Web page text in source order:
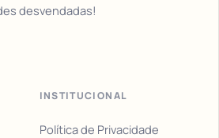
desvendadas!
INSTITUCIONAL
Política de Privacidade